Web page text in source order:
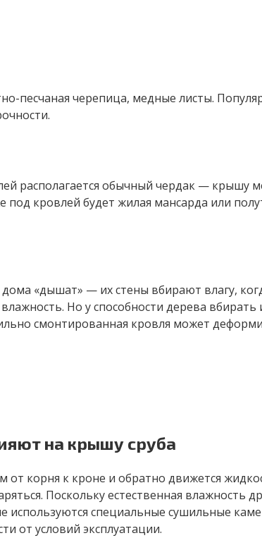
песчаная черепица, медные листы.
располагается обычный чердак — крышу
кровлей будет жилая мансарда или
«дышат» — их стены вбирают влагу,
Но у способности дерева вбирать
смонтированная кровля может
на крышу сруба
корня к кроне и обратно движется
Поскольку естественная влажность
специальные сушильные
от условий эксплуатации.